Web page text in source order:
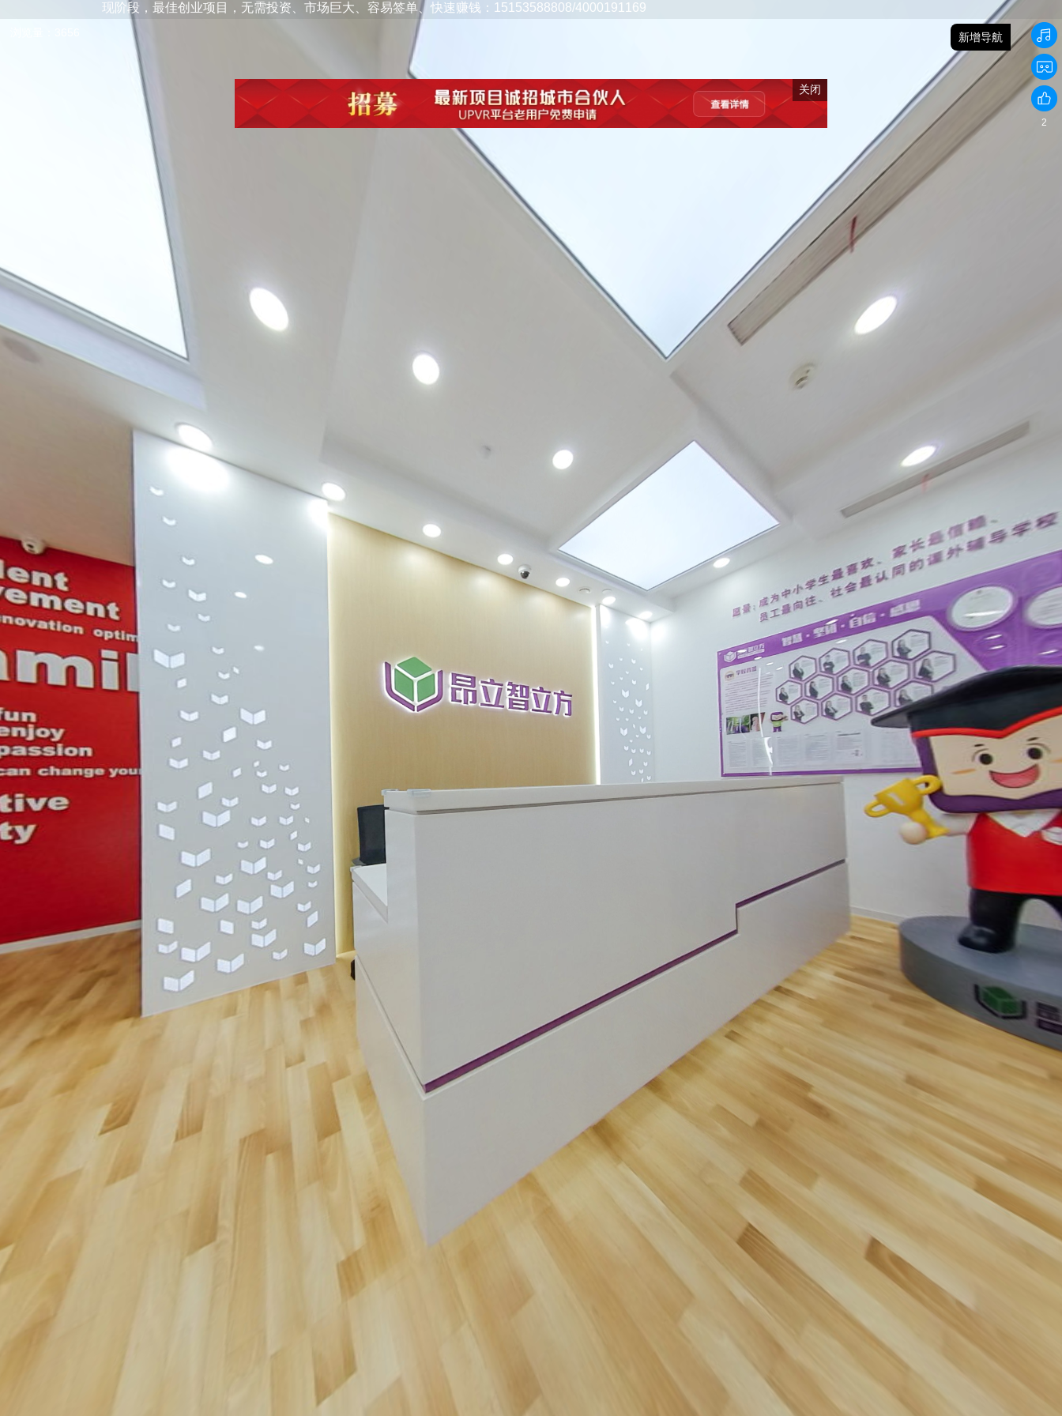
阶段，最佳创业项目，无需投资、市场巨大、容易签单、快速赚钱：15153588808/4000191169
2
新增导航
关闭